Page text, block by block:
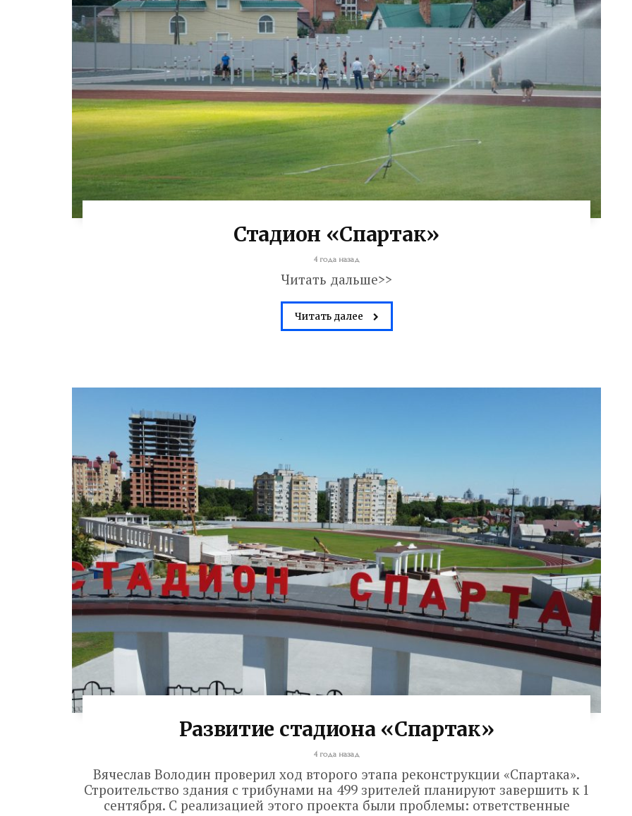
Стадион «Спартак»
4 года назад
Читать дальше>>
Читать далее
Развитие стадиона «Спартак»
4 года назад
Вячеслав Володин проверил ход второго этапа реконструкции «Спартака».
Строительство здания с трибунами на 499 зрителей планируют завершить к 1
сентября. С реализацией этого проекта были проблемы: ответственные